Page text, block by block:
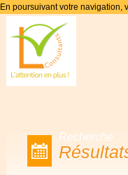
En poursuivant votre navigation,
Recherche